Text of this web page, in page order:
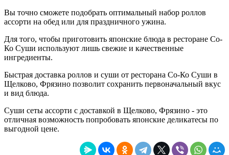
Вы точно сможете подобрать оптимальный набор роллов
ассорти на обед или для праздничного ужина.
Для того, чтобы приготовить японские блюда в ресторане Со-
Ко Суши используют лишь свежие и качественные
ингредиенты.
Быстрая доставка роллов и суши от ресторана Со-Ко Суши в
Щелково, Фрязино позволит сохранить первоначальный вкус
и вид блюда.
Суши сеты ассорти с доставкой в Щелково, Фрязино - это
отличная возможность попробовать японские деликатесы по
выгодной цене.